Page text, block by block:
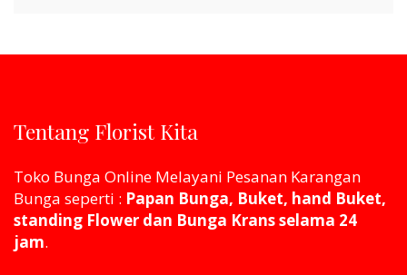
Tentang Florist Kita
Toko Bunga Online Melayani Pesanan Karangan
Bunga seperti : Papan Bunga, Buket, hand Buket,
standing Flower dan Bunga Krans selama 24
jam.